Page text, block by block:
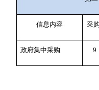
信息内容 采
政府集中采购 9